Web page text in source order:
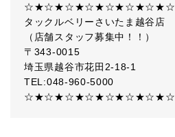
☆★☆★☆★☆★☆★☆★☆★☆
タックルベリーさいたま越谷店
（店舗スタッフ募集中！！）
〒343-0015
埼玉県越谷市花田2-18-1
TEL:048-960-5000
☆★☆★☆★☆★☆★☆★☆★☆